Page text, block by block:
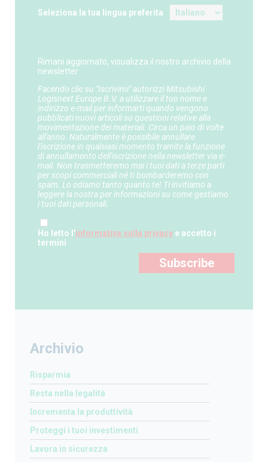
Seleziona la tua lingua preferita
Rimani aggiornato, visualizza il nostro archivio della
newsletter
Facendo clic su "Iscrivimi" autorizzi Mitsubishi
Logisnext Europe B.V. a utilizzare il tuo nome e
indirizzo e-mail per informarti quando vengono
pubblicati nuovi articoli su questioni relative alla
movimentazione dei materiali. Circa un paio di volte
all'anno. Naturalmente è possibile annullare
l'iscrizione in qualsiasi momento tramite la funzione
di annullamento dell'iscrizione nella newsletter via e-
mail. Non trasmetteremo mai i tuoi dati a terze parti
per scopi commerciali né ti bombarderemo con
spam. Lo odiamo tanto quanto te! Ti invitiamo a
leggere la nostra per informazioni su come gestiamo
i tuoi dati personali.
Ho letto l'informativa sulla privacye accetto i
termini
Subscribe
Archivio
Risparmia
Resta nella legalità
Incrementa la produttività
Proteggi i tuoi investimenti
Lavora in sicurezza